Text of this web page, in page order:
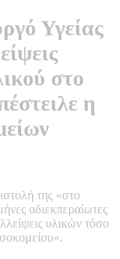
Υγείας
στο
η
της «στο
αδιεκπεραίωτες
υλικών τόσο